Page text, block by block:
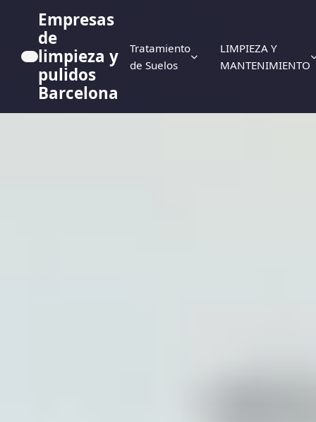
Empresas
de
limpieza y
pulidos
Barcelona
Tratamiento
de Suelos
LIMPIEZA Y
MANTENIMIENTO